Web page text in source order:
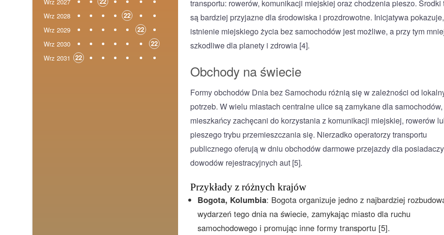
Wrz 2028
22
Wrz 2029
22
Wrz 2030
22
Wrz 2031
22
transportu: rowerów, komunikacji miejskiej oraz chodzenia pieszo. Środki
są bardziej przyjazne dla środowiska i prozdrowotne. Inicjatywa
istnienie miejskiego życia bez samochodów jest możliwe, a przy tym
szkodliwe dla planety i zdrowia [4].
Obchody na świecie
Formy obchodów Dnia bez Samochodu różnią się w zależności od
potrzeb. W wielu miastach centralne ulice są zamykane dla
mieszkańcy zachęcani do korzystania z komunikacji miejskiej, rowerów
pieszego trybu przemieszczania się. Nierzadko operatorzy transportu
publicznego oferują w dniu obchodów darmowe przejazdy dla posiadaczy
dowodów rejestracyjnych aut [5].
Przykłady z różnych krajów
Bogota, Kolumbia: Bogota organizuje jedno z najbardziej
wydarzeń tego dnia na świecie, zamykając miasto dla ruchu
samochodowego i promując inne formy transportu [5].